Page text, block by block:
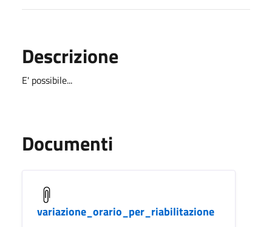
Descrizione
E' possibile...
Documenti
variazione_orario_per_riabilitazione